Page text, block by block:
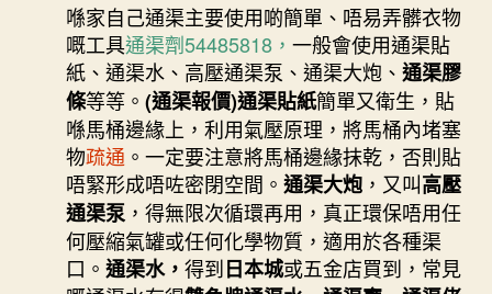
喺家自己通渠主要使用啲簡單、唔易弄髒衣物
嘅工具通渠劑54485818， 一般會使用通渠貼
紙、通渠水、高壓通渠泵、通渠大炮、 通渠膠
條等等。 (通渠報價)通渠貼紙簡單又衛生，貼
喺馬桶邊緣上，利用氣壓原理，將馬桶內堵塞
物疏通 。一定要注意將馬桶邊緣抹乾，否則貼
唔緊形成唔咗密閉空間。 通渠大炮 ，又叫高壓
通渠泵 ，得無限次循環再用，真正環保唔用任
何壓縮氣罐或任何化學物質，適用於各種渠
口。 通渠水， 得到日本城或五金店買到，常見